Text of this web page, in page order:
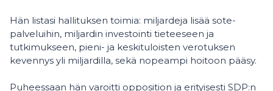
Hän listasi hallituksen toimia: miljardeja lisää sote-
palveluihin, miljardin investointi tieteeseen ja
tutkimukseen, pieni- ja keskituloisten verotuksen
kevennys yli miljardilla, sekä nopeampi hoitoon pääsy.
Puheessaan hän varoitti opposition ja erityisesti SDP:n